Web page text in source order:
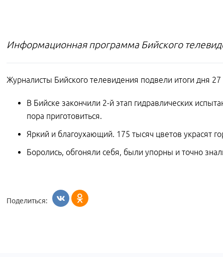
Информационная программа Бийского
Журналисты Бийского телевидения подвели итоги дня
В Бийске закончили 2-й этап гидравлических
пора приготовиться.
Яркий и благоухающий. 175 тысяч цветов украсят
Боролись, обгоняли себя, были упорны и точно
Поделиться: